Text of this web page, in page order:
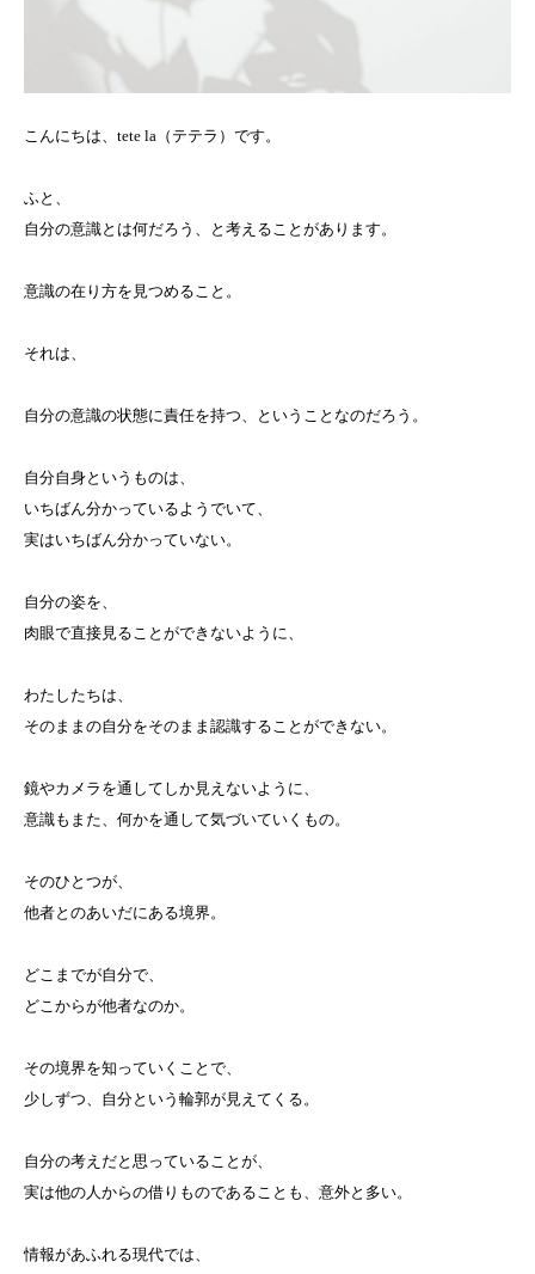
こんにちは、tete la（テテラ）です。
ふと、
自分の意識とは何だろう、と考えることがあります。
意識の在り方を見つめること。
それは、
自分の意識の状態に責任を持つ、ということなのだろう。
自分自身というものは、
いちばん分かっているようでいて、
実はいちばん分かっていない。
自分の姿を、
肉眼で直接見ることができないように、
わたしたちは、
そのままの自分をそのまま認識することができない。
鏡やカメラを通してしか見えないように、
意識もまた、何かを通して気づいていくもの。
そのひとつが、
他者とのあいだにある境界。
どこまでが自分で、
どこからが他者なのか。
その境界を知っていくことで、
少しずつ、自分という輪郭が見えてくる。
自分の考えだと思っていることが、
実は他の人からの借りものであることも、意外と多い。
情報があふれる現代では、